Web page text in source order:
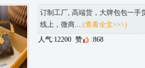
订制工厂, 高端货，大牌包包一手
线上，微商.... (查看全文>>>)
人气:12200 赞 :868